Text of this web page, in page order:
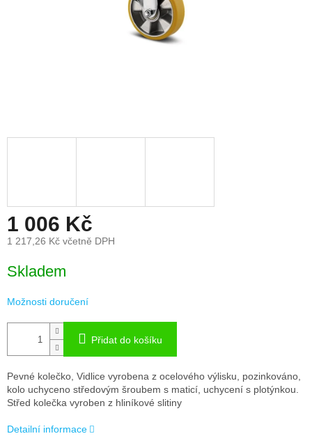
1 006 Kč
1 217,26 Kč včetně DPH
cena:
Skladem
Možnosti doručení
Přidat do košíku
Pevné kolečko, Vidlice vyrobena z ocelového výlisku, pozinkováno,
kolo uchyceno středovým šroubem s maticí, uchycení s plotýnkou.
Střed kolečka vyroben z hliníkové slitiny
Detailní informace